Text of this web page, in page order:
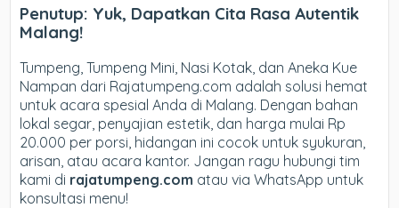
Penutup: Yuk, Dapatkan Cita Rasa Autentik
Malang!
Tumpeng, Tumpeng Mini, Nasi Kotak, dan Aneka Kue
Nampan dari Rajatumpeng.com adalah solusi hemat
untuk acara spesial Anda di Malang. Dengan bahan
lokal segar, penyajian estetik, dan harga mulai Rp
20.000 per porsi, hidangan ini cocok untuk syukuran,
arisan, atau acara kantor. Jangan ragu hubungi tim
kami di rajatumpeng.com atau via WhatsApp untuk
konsultasi menu!